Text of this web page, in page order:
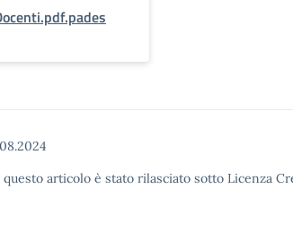
articolo è stato rilasciato sotto Licenza